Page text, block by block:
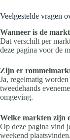
Veelgestelde vragen
Wanneer is de
Dat verschilt per
deze pagina voor de
Zijn er
Ja, regelmatig
tweedehands
omgeving.
Welke markten zijn
Op deze pagina vind
weekend plaatsvinden.